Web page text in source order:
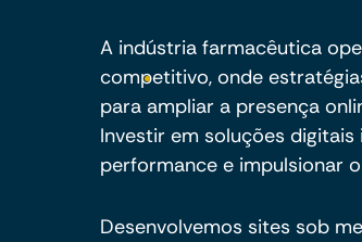
A indústria farmacêutica
competitivo, onde
para ampliar a presença
Investir em soluções
performance e impulsionar
Desenvolvemos sites sob